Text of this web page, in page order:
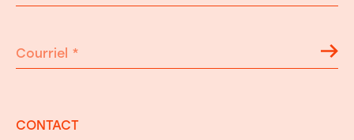
Courriel *
CONTACT